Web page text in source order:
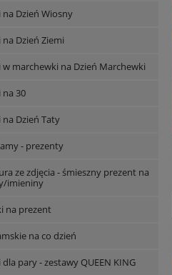
na Dzień Wiosny
na Dzień Ziemi
w marchewki na Dzień Marchewki
na 30
na Dzień Taty
- prezenty
ze zdjęcia - śmieszny prezent na
imieniny
na prezent
na co dzień
dla pary - zestawy QUEEN KING